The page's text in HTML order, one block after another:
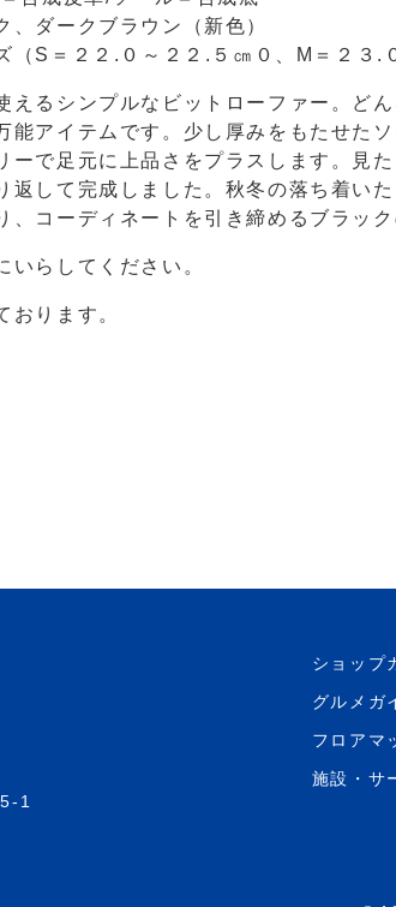
、ダークブラウン（新色）
（S＝２２.０～２２.５㎝０、M＝２３.
えるシンプルなビットローファー。ど
能アイテムです。少し厚みをもたせた
ーで足元に上品さをプラスします。見
返して完成しました。秋冬の落ち着い
、コーディネートを引き締めるブラック
いらしてください。
おります。
1
ショップ
グルメガ
フロアマ
施設・サ